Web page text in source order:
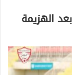
الهزيمة